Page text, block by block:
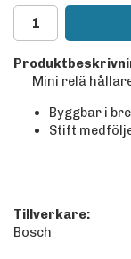
Mini relä
Byggbar i
Stift
Tillverkare:
Bosch